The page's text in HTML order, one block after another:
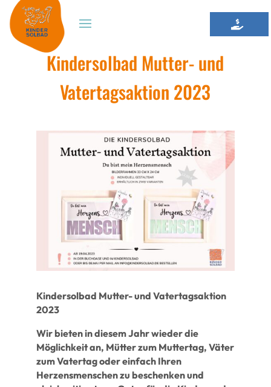
Kindersolbad Mutter- und
Vatertagsaktion 2023
Kindersolbad Mutter- und Vatertagsaktion
2023
Wir bieten in diesem Jahr wieder die
Möglichkeit an, Mütter zum Muttertag, Väter
zum Vatertag oder einfach Ihren
Herzensmenschen zu beschenken und